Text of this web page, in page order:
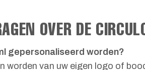
OVER DE
gepersonaliseerd worden?
worden van uw eigen logo of